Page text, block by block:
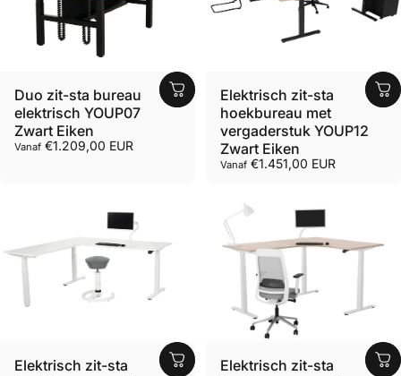
Duo zit-sta bureau
elektrisch YOUP07
Zwart Eiken
Vanaf €1.209,00 EUR
Elektrisch zit-sta
hoekbureau met
vergaderstuk YOUP12
Zwart Eiken
Vanaf €1.451,00 EUR
Elektrisch zit-sta
Elektrisch zit-sta